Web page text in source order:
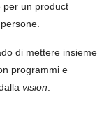
per un product
di mettere insieme
programmi e
vision